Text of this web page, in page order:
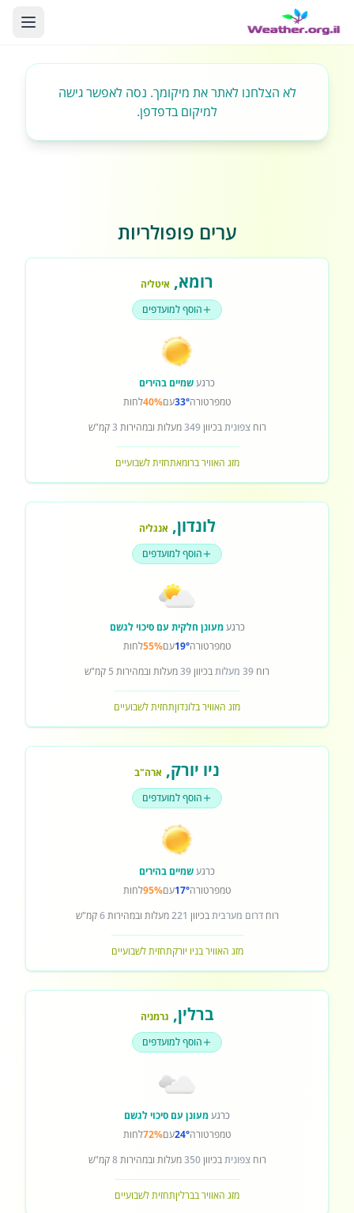
לא הצלחנו לאתר את מיקומך. נסה לאפשר גישה
למיקום בדפדפן.
ערים פופולריות
רומא, איטליה
הוסף למועדפים
כרגעשמיים בהירים
טמפרטורה33°עם40%לחות
רוחצפוניתבכיוון349מעלות ובמהירות 3קמ"ש
מזג האוויר ברומאתחזית לשבועיים
לונדון, אנגליה
הוסף למועדפים
כרגעמעונן חלקית עם סיכוי לגשם
טמפרטורה19°עם55%לחות
רוח 39 מעלות בכיוון39מעלות ובמהירות 5 קמ"ש
מזג האוויר בלונדוןתחזית לשבועיים
ניו יורק, ארה"ב
הוסף למועדפים
כרגעשמיים בהירים
טמפרטורה17°עם95%לחות
רוחדרום מערביתבכיוון 221מעלות ובמהירות6קמ"ש
מזג האוויר בניו יורקתחזית לשבועיים
ברלין, גרמניה
הוסף למועדפים
כרגעמעונן עם סיכוי לגשם
טמפרטורה24°עם72%לחות
רוחצפוניתבכיוון350מעלות ובמהירות8קמ"ש
מזג האוויר בברליןתחזית לשבועיים